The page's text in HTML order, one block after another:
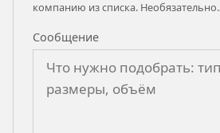
компанию из списка. Необязательно.
Сообщение